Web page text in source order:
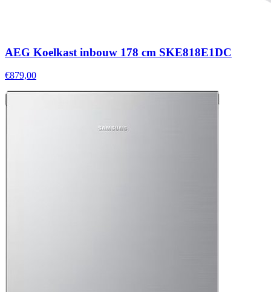
AEG Koelkast inbouw 178 cm SKE818E1DC
€879,00